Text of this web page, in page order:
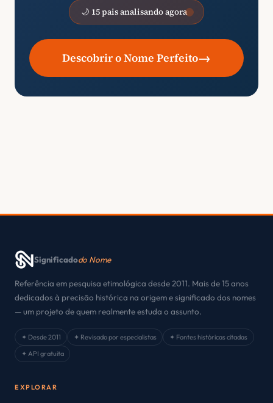
🌙 15 pais analisando agora
Descobrir o Nome Perfeito→
Significadodo Nome
Referência em pesquisa etimológica desde 2011. Mais de 15 anos
dedicados à precisão histórica na origem e significado dos nomes
— um projeto de quem realmente estuda o assunto.
✦ Desde 2011 ✦ Revisado por especialistas
✦ Fontes históricas citadas
✦ API gratuita
EXPLORAR